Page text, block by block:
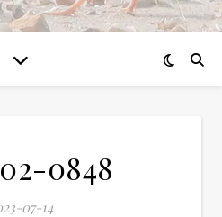
0848
07-14